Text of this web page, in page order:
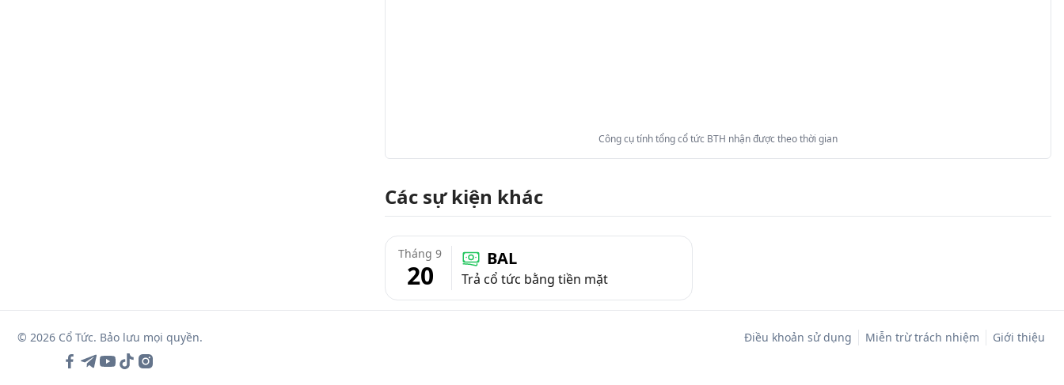
Công cụ tính tổng cổ tức BTH nhận được theo thời gian
Các sự kiện khác
Tháng 9
20
BAL
Trả cổ tức bằng tiền mặt
© 2026 Cổ Tức. Bảo lưu mọi quyền. Điều khoản sử dụng Miễn trừ trách nhiệm Giới thiệu